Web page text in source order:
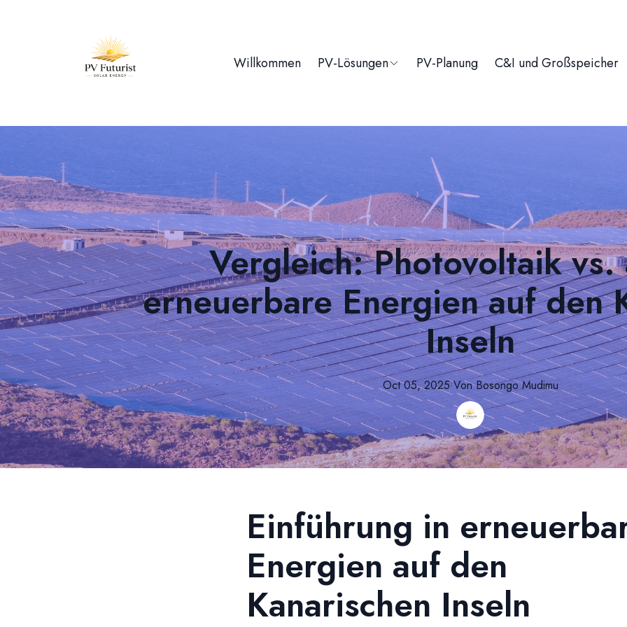
Willkommen PV-Lösungen PV-Planung C&I und Großspeicher
Vergleich: Photovoltaik vs.
erneuerbare Energien auf den
Inseln
Oct 05, 2025·Von Bosongo Mudimu
Einführung in
Energien auf den
Kanarischen Inseln